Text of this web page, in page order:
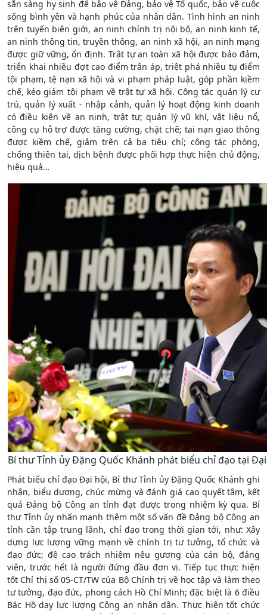
sẵn sàng hy sinh để bảo vệ Đảng, bảo vệ Tổ quốc, bảo vệ cuộc
sống bình yên và hạnh phúc của nhân dân. Tình hình an ninh
trên tuyến biên giới, an ninh chính trị nội bộ, an ninh kinh tế,
an ninh thông tin, truyền thông, an ninh xã hội, an ninh mạng
được giữ vững, ổn định. Trật tự an toàn xã hội được bảo đảm,
triển khai nhiều đợt cao điểm trấn áp, triệt phá nhiều tụ điểm
tội phạm, tệ nạn xã hội và vi phạm pháp luật, góp phần kiềm
chế, kéo giảm tội phạm về trật tự xã hội. Công tác quản lý cư
trú, quản lý xuất - nhập cảnh, quản lý hoạt động kinh doanh
có điều kiện về an ninh, trật tự; quản lý vũ khí, vật liệu nổ,
công cụ hỗ trợ được tăng cường, chặt chẽ; tai nạn giao thông
được kiềm chế, giảm trên cả ba tiêu chí; công tác phòng,
chống thiên tai, dịch bệnh được phối hợp thực hiện chủ động,
hiệu quả…
Bí thư Tỉnh ủy Đặng Quốc Khánh phát biểu chỉ đạo tại
Phát biểu chỉ đạo Đại hội, Bí thư Tỉnh ủy Đặng Quốc Khánh ghi
nhận, biểu dương, chúc mừng và đánh giá cao quyết tâm, kết
quả Đảng bộ Công an tỉnh đạt được trong nhiệm kỳ qua. Bí
thư Tỉnh ủy nhấn mạnh thêm một số vấn đề Đảng bộ Công an
tỉnh cần tập trung lãnh, chỉ đạo trong thời gian tới, như: Xây
dựng lực lượng vững mạnh về chính trị tư tưởng, tổ chức và
đạo đức; đề cao trách nhiệm nêu gương của cán bộ, đảng
viên, trước hết là người đứng đầu đơn vị. Tiếp tục thực hiện
tốt Chỉ thị số 05-CT/TW của Bộ Chính trị về học tập và làm theo
tư tưởng, đạo đức, phong cách Hồ Chí Minh; đặc biệt là 6 điều
Bác Hồ dạy lực lượng Công an nhân dân. Thực hiện tốt chức